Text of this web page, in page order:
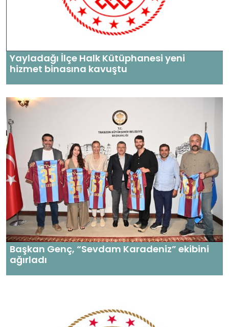
Yayladağı İlçe Halk Kütüphanesi yeni
hizmet binasına kavuştu
Başkan Genç, “Sevdam Karadeniz” ekibini
ağırladı